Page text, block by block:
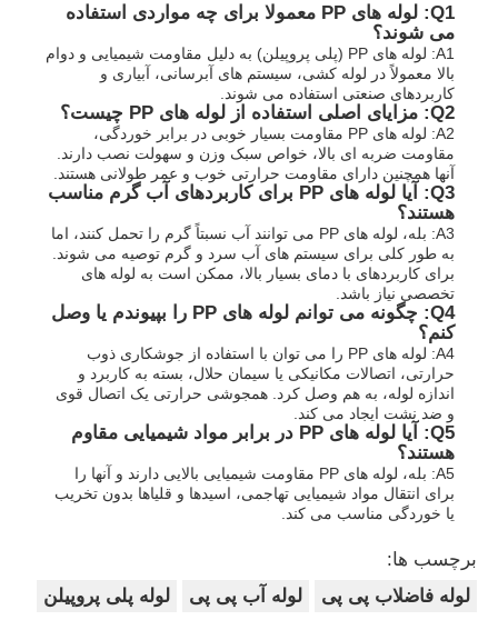
Q1: لوله های PP معمولا برای چه مواردی استفاده
می شوند؟
A1: لوله های PP (پلی پروپیلن) به دلیل مقاومت شیمیایی و دوام
بالا معمولاً در لوله کشی، سیستم های آبرسانی، آبیاری و
کاربردهای صنعتی استفاده می شوند.
Q2: مزایای اصلی استفاده از لوله های PP چیست؟
A2: لوله های PP مقاومت بسیار خوبی در برابر خوردگی،
مقاومت ضربه ای بالا، خواص سبک وزن و سهولت نصب دارند.
آنها همچنین دارای مقاومت حرارتی خوب و عمر طولانی هستند.
Q3: آیا لوله های PP برای کاربردهای آب گرم مناسب
هستند؟
A3: بله، لوله های PP می توانند آب نسبتاً گرم را تحمل کنند، اما
به طور کلی برای سیستم های آب سرد و گرم توصیه می شوند.
برای کاربردهای با دمای بسیار بالا، ممکن است به لوله های
تخصصی نیاز باشد.
Q4: چگونه می توانم لوله های PP را بپیوندم یا وصل
کنم؟
A4: لوله های PP را می توان با استفاده از جوشکاری ذوب
حرارتی، اتصالات مکانیکی یا سیمان حلال، بسته به کاربرد و
اندازه لوله، به هم وصل کرد. همجوشی حرارتی یک اتصال قوی
و ضد نشت ایجاد می کند.
Q5: آیا لوله های PP در برابر مواد شیمیایی مقاوم
هستند؟
A5: بله، لوله های PP مقاومت شیمیایی بالایی دارند و آنها را
برای انتقال مواد شیمیایی تهاجمی، اسیدها و قلیاها بدون تخریب
یا خوردگی مناسب می کند.
برچسب ها:
لوله فاضلاب پی پی
لوله آب پی پی لوله پلی پروپیلن